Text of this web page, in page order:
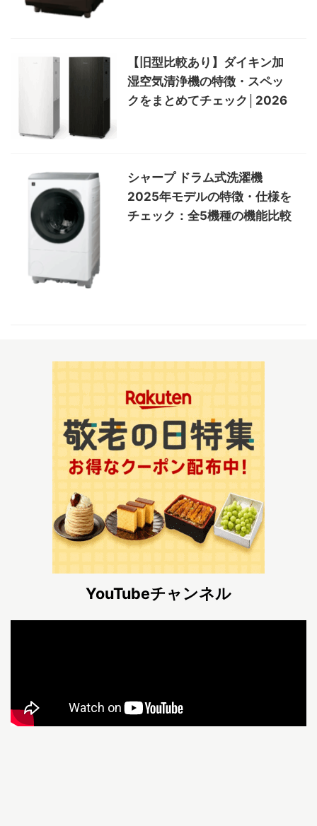
【旧型比較あり】ダイキン加
湿空気清浄機の特徴・スペッ
クをまとめてチェック│2026
シャープ ドラム式洗濯機
2025年モデルの特徴・仕様を
チェック：全5機種の機能比較
YouTubeチャンネル